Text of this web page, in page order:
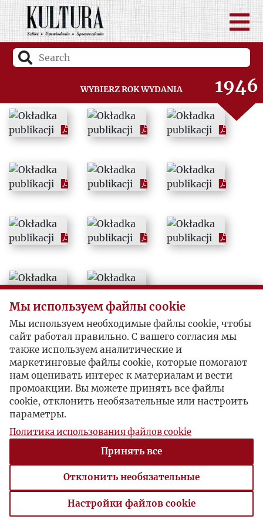
Wybierz rok wydania
1946
1947
1949
1950
1951
1952
1954
1955
1956
1957
1958
Мы используем файлы cookie
Мы используем необходимые файлы cookie, чтобы
сайт работал правильно. С вашего согласия мы
также используем аналитические и
маркетинговые файлы cookie, которые помогают
нам оценивать интерес к материалам и вести
промоакции. Вы можете принять все файлы
cookie, отклонить необязательные или настроить
параметры.
Политика использования файлов cookie
Принять все
Отклонить необязательные
Настройки файлов cookie
Настройки файлов cookie